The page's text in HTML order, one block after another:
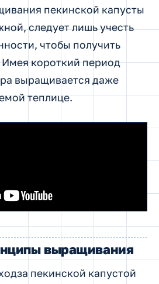
пекинской капусты
следует лишь учесть
чтобы получить
короткий период
выращивается даже
теплице.
выращивания
пекинской капустой